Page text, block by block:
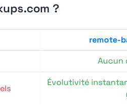
?
remote-
Aucun
Évolutivité